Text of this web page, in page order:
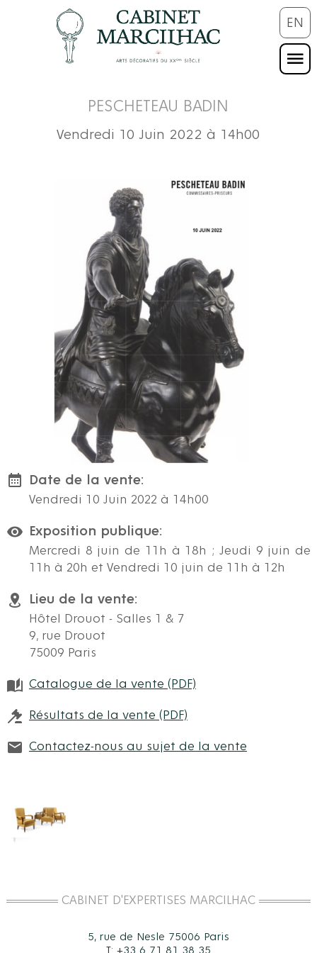
EN
PESCHETEAU BADIN
Vendredi 10 Juin 2022 à 14h00
Date de la vente:
Vendredi 10 Juin 2022 à 14h00
Exposition publique:
Mercredi 8 juin de 11h à 18h ; Jeudi 9 juin de
11h à 20h et Vendredi 10 juin de 11h à 12h
Lieu de la vente:
Hôtel Drouot - Salles 1 & 7
9, rue Drouot
75009 Paris
Catalogue de la vente (PDF)
Résultats de la vente (PDF)
Contactez-nous au sujet de la vente
CABINET D'EXPERTISES MARCILHAC
5, rue de Nesle 75006 Paris
T: +33 6 71 81 38 35